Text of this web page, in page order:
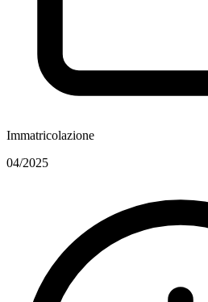
Immatricolazione
04/2025